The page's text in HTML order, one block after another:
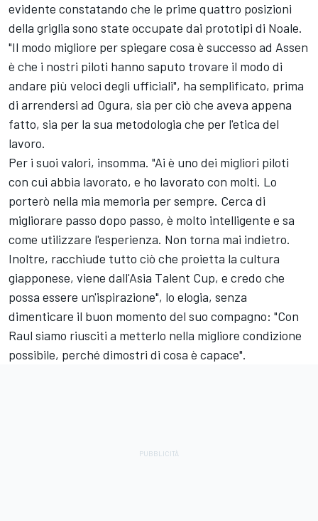
evidente constatando che le prime quattro posizioni
della griglia sono state occupate dai prototipi di Noale.
"Il modo migliore per spiegare cosa è successo ad Assen
è che i nostri piloti hanno saputo trovare il modo di
andare più veloci degli ufficiali", ha semplificato, prima
di arrendersi ad Ogura, sia per ciò che aveva appena
fatto, sia per la sua metodologia che per l'etica del
lavoro.
Per i suoi valori, insomma. "Ai è uno dei migliori piloti
con cui abbia lavorato, e ho lavorato con molti. Lo
porterò nella mia memoria per sempre. Cerca di
migliorare passo dopo passo, è molto intelligente e sa
come utilizzare l'esperienza. Non torna mai indietro.
Inoltre, racchiude tutto ciò che proietta la cultura
giapponese, viene dall'Asia Talent Cup, e credo che
possa essere un'ispirazione", lo elogia, senza
dimenticare il buon momento del suo compagno: "Con
Raul siamo riusciti a metterlo nella migliore condizione
possibile, perché dimostri di cosa è capace".